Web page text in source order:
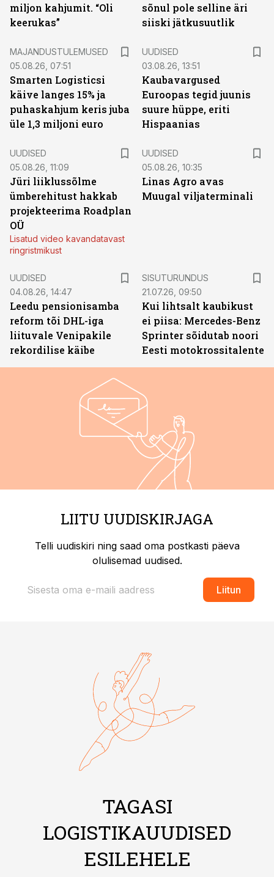
miljon kahjumit. “Oli
keerukas”
sõnul pole selline äri
siiski jätkusuutlik
MAJANDUSTULEMUSED
05.08.26, 07:51
Smarten Logisticsi
käive langes 15% ja
puhaskahjum keris juba
üle 1,3 miljoni euro
UUDISED
03.08.26, 13:51
Kaubavargused
Euroopas tegid juunis
suure hüppe, eriti
Hispaanias
UUDISED
05.08.26, 11:09
Jüri liiklussõlme
ümberehitust hakkab
projekteerima Roadplan
OÜ
Lisatud video kavandatavast
ringristmikust
UUDISED
05.08.26, 10:35
Linas Agro avas
Muugal viljaterminali
UUDISED
04.08.26, 14:47
Leedu pensionisamba
reform tõi DHL-iga
liituvale Venipakile
rekordilise käibe
SISUTURUNDUS
21.07.26, 09:50
Kui lihtsalt kaubikust
ei piisa: Mercedes-Benz
Sprinter sõidutab noori
Eesti motokrossitalente
LIITU UUDISKIRJAGA
Telli uudiskiri ning saad oma postkasti päeva
olulisemad uudised.
Liitun
TAGASI
LOGISTIKAUUDISED
ESILEHELE